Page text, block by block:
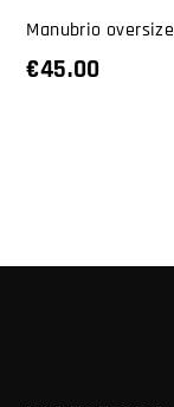
Manubrio
€45.00